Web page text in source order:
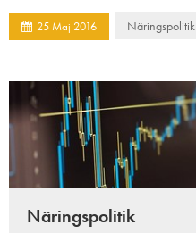
25Maj 2016 Näringspolitik
Näringspolitik